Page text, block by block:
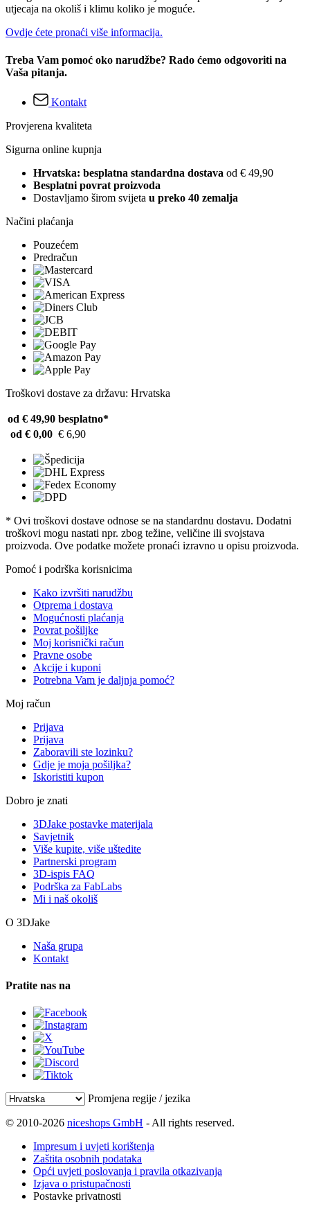
utjecaja na okoliš i klimu koliko je moguće.
Ovdje ćete pronaći više informacija.
Treba Vam pomoć oko narudžbe? Rado ćemo odgovoriti na
Vaša pitanja.
Kontakt
Provjerena kvaliteta
Sigurna online kupnja
Hrvatska: besplatna standardna dostava od € 49,90
Besplatni povrat proizvoda
Dostavljamo širom svijeta u preko 40 zemalja
Načini plaćanja
Pouzećem
Predračun
Troškovi dostave za državu: Hrvatska
od € 49,90 besplatno*
od € 0,00 € 6,90
* Ovi troškovi dostave odnose se na standardnu ​​dostavu. Dodatni
troškovi mogu nastati npr. zbog težine, veličine ili svojstava
proizvoda. Ove podatke možete pronaći izravno u opisu proizvoda.
Pomoć i podrška korisnicima
Kako izvršiti narudžbu
Otprema i dostava
Mogućnosti plaćanja
Povrat pošiljke
Moj korisnički račun
Pravne osobe
Akcije i kuponi
Potrebna Vam je daljnja pomoć?
Moj račun
Prijava
Prijava
Zaboravili ste lozinku?
Gdje je moja pošiljka?
Iskoristiti kupon
Dobro je znati
3DJake postavke materijala
Savjetnik
Više kupite, više uštedite
Partnerski program
3D-ispis FAQ
Podrška za FabLabs
Mi i naš okoliš
O 3DJake
Naša grupa
Kontakt
Pratite nas na
Promjena regije / jezika
© 2010-2026 niceshops GmbH - All rights reserved.
Impresum i uvjeti korištenja
Zaštita osobnih podataka
Opći uvjeti poslovanja i pravila otkazivanja
Izjava o pristupačnosti
Postavke privatnosti